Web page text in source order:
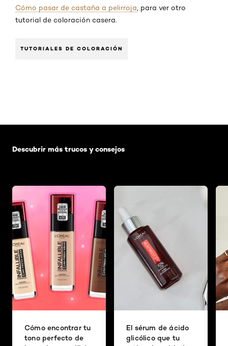
Cómo pasar de castaña a pelirroja , para ver otro
tutorial de coloración casera.
TUTORIALES DE COLORACIÓN
Descubrir más trucos y consejos
Cómo encontrar tu
tono perfecto de
El sérum de ácido
glicólico que tu